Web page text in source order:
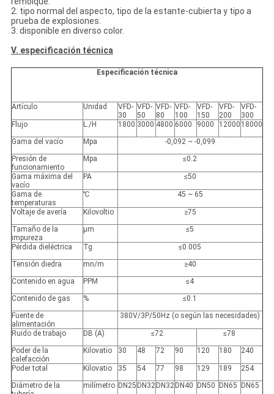
2. tipo normal del aspecto, tipo de la estante-cubierta y tipo a
prueba de explosiones.
3. disponible en diverso color.
V. especificación técnica
Especificación técnica
Artículo Unidad
VFD-
30
VFD-
50
VFD-
80
VFD-
100
VFD-
150
VFD-
200
VFD-
300
Flujo
L./H 1800 3000 4800 6000 9000 12000 18000
Gama del vacío
Mpa
-0,092 ~ -0,099
Presión de
funcionamiento
Mpa ≤0.2
Gama máxima del
vacío
PA ≤50
Gama de
temperaturas
℃ 45 ~ 65
Voltaje de avería Kilovoltio
≥75
Tamaño de la
impureza
μm ≤5
Pérdida dieléctrica Tg
≤0.005
Tensión diedra
mn/m
≥40
Contenido en agua
PPM
≤4
Contenido de gas
%
≤0.1
Fuente de
alimentación
380V/3P/50Hz (o según las necesidades)
Ruido de trabajo DB (A) ≤72
≤78
Poder de la
calefacción
Kilovatio 30 48 72 90 120 180 240
Poder total Kilovatio 35 54 77 98 129 189
254
Diámetro de la
milímetro DN25 DN32 DN32 DN40 DN50 DN65 DN65